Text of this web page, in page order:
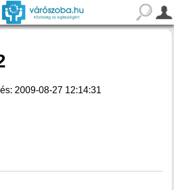
2009-08-27 12:14:31